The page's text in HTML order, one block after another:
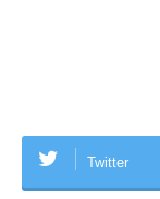
Twitter